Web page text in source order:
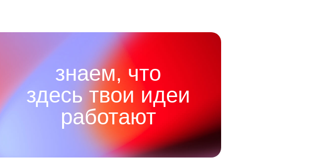
знаем, что
здесь твои идеи
работают